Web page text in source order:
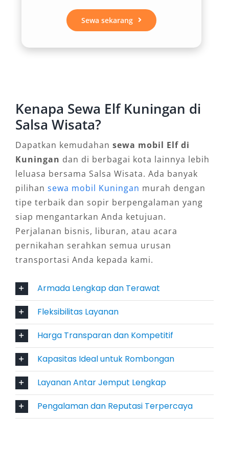
kendaraan berkapasitas besar. Dengan
demikian, harga sewa Elf Kuningan menjadi
lebih ekonomis dan transparan untuk
Penyedia jasa rental Elf umumnya menawarkan
opsi fleksibel mulai dari booking Elf harian dan
bulanan, layanan ke luar kota, hingga antar
jemput Bandara Kertajati atau Husein
Sastranegara Bandung. Bahkan tersedia pilihan
sewa Elf dengan sopir berpengalaman atau
lepas kunci untuk yang ingin lebih bebas.
5. Praktis untuk Berbagai
Kebutuhan
ideal untuk acara resmi, ziarah, gathering
perusahaan, hingga acara pernikahan. Dengan
mobil kapasitas besar, transportasi
rombongan menjadi lebih praktis, tertata, dan
efisien.
6. Keamanan dan Kepercayaan
Kendaraan Elf terbaru umumnya dilengkapi
fitur keselamatan modern dan selalu dalam
Sewa sekarang
Kenapa Sewa Elf Kuningan di
Salsa Wisata?
Dapatkan kemudahan sewa mobil Elf di
Kuningan dan di berbagai kota lainnya lebih
leluasa bersama Salsa Wisata. Ada banyak
pilihan sewa mobil Kuningan murah dengan
tipe terbaik dan sopir berpengalaman yang
siap mengantarkan Anda ketujuan.
Perjalanan bisnis, liburan, atau acara
pernikahan serahkan semua urusan
transportasi Anda kepada kami.
Armada Lengkap dan Terawat
Fleksibilitas Layanan
Harga Transparan dan Kompetitif
Kapasitas Ideal untuk Rombongan
Layanan Antar Jemput Lengkap
Pengalaman dan Reputasi Terpercaya